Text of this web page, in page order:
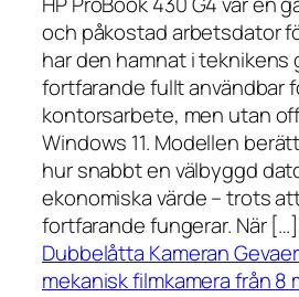
och påkostad arbetsdator
har den hamnat i teknikens
fortfarande fullt användbar
kontorsarbete, men utan
Windows 11. Modellen
hur snabbt en välbyggd
ekonomiska värde – trots
fortfarande fungerar. När […]
Dubbelåtta Kameran
mekanisk filmkamera från 8